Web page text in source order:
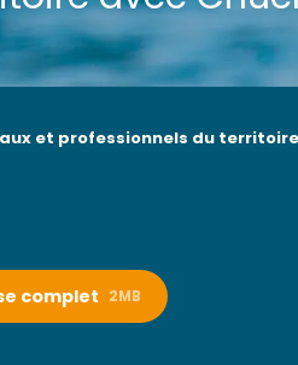
et professionnels du
complet 2MB